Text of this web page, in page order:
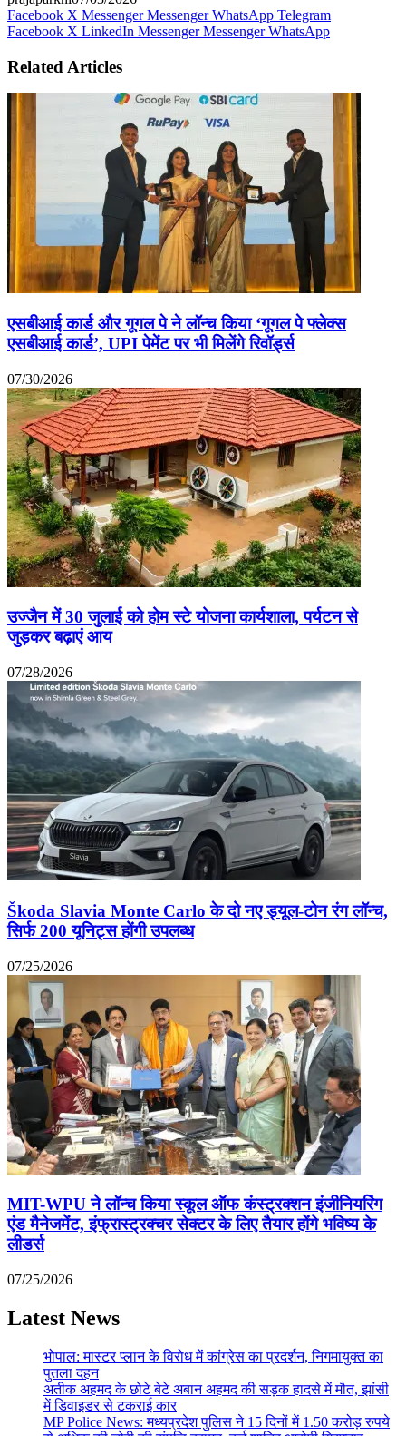
Facebook X Messenger Messenger WhatsApp Telegram
Facebook X LinkedIn Messenger Messenger WhatsApp
Related Articles
एसबीआई कार्ड और गूगल पे ने लॉन्च किया ‘गूगल पे फ्लेक्स
एसबीआई कार्ड’, UPI पेमेंट पर भी मिलेंगे रिवॉर्ड्स
07/30/2026
उज्जैन में 30 जुलाई को होम स्टे योजना कार्यशाला, पर्यटन से
जुड़कर बढ़ाएं आय
07/28/2026
Škoda Slavia Monte Carlo के दो नए ड्यूल-टोन रंग लॉन्च,
सिर्फ 200 यूनिट्स होंगी उपलब्ध
07/25/2026
MIT-WPU ने लॉन्च किया स्कूल ऑफ कंस्ट्रक्शन इंजीनियरिंग
एंड मैनेजमेंट, इंफ्रास्ट्रक्चर सेक्टर के लिए तैयार होंगे भविष्य के
लीडर्स
07/25/2026
Latest News
भोपाल: मास्टर प्लान के विरोध में कांग्रेस का प्रदर्शन, निगमायुक्त का
पुतला दहन
अतीक अहमद के छोटे बेटे अबान अहमद की सड़क हादसे में मौत, झांसी
में डिवाइडर से टकराई कार
MP Police News: मध्यप्रदेश पुलिस ने 15 दिनों में 1.50 करोड़ रुपये